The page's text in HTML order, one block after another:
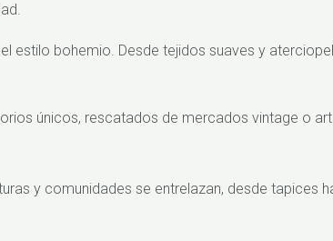
estilo bohemio. Desde tejidos suaves y
únicos, rescatados de mercados vintage o
y comunidades se entrelazan, desde